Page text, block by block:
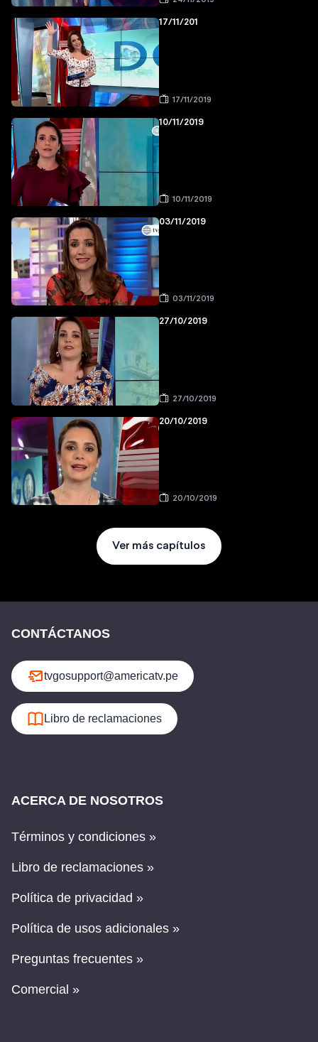
17/11/201
17/11/2019
10/11/2019
10/11/2019
03/11/2019
03/11/2019
27/10/2019
27/10/2019
20/10/2019
20/10/2019
Ver más capítulos
CONTÁCTANOS
tvgosupport@americatv.pe
Libro de reclamaciones
ACERCA DE NOSOTROS
Términos y condiciones »
Libro de reclamaciones »
Política de privacidad »
Política de usos adicionales »
Preguntas frecuentes »
Comercial »